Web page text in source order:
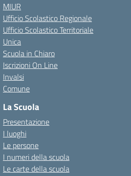
MIUR
Ufficio Scolastico Regionale
Ufficio Scolastico Territoriale
Unica
Scuola in Chiaro
Iscrizioni On Line
Invalsi
Comune
La Scuola
Presentazione
I luoghi
Le persone
I numeri della scuola
Le carte della scuola